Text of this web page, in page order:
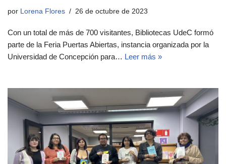
por Lorena Flores 26 de octubre de 2023
Con un total de más de 700 visitantes, Bibliotecas UdeC formó
parte de la Feria Puertas Abiertas, instancia organizada por la
Universidad de Concepción para… Leer más »